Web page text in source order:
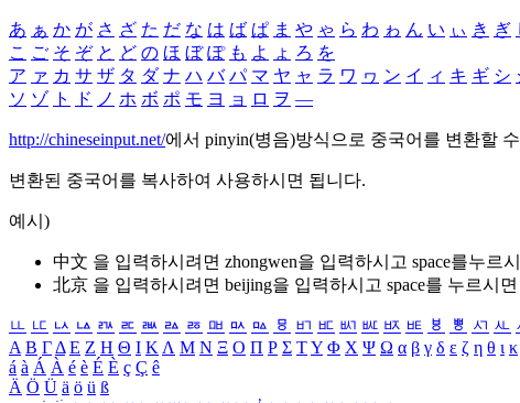
あ ぁ か が さ ざ た だ な は ば ぱ ま や ゃ ら わ ゎ ん い ぃ き ぎ
こ ご そ ぞ と ど の ほ ぼ ぽ も よ ょ ろ を
ア ァ カ サ ザ タ ダ ナ ハ バ パ マ ヤ ャ ラ ワ ヮ ン イ ィ キ ギ シ
ソ ゾ ト ド ノ ホ ボ ポ モ ヨ ョ ロ ヲ ―
http://chineseinput.net/에서 pinyin(병음)방식으로 중국어를 변환할
변환된 중국어를 복사하여 사용하시면 됩니다.
예시)
中文 을 입력하시려면 zhongwen을 입력하시고 space를누르
北京 을 입력하시려면 beijing을 입력하시고 space를 누르시
ㅥ ㅦ ㅧ ㅨ ㅩ ㅪ ㅫ ㅬ ㅭ ㅮ ㅯ ㅰ ㅱ ㅲ ㅳ ㅴ ㅵ ㅶ ㅷ ㅸ ㅹ ㅺ ㅻ
Α Β ΓΔ Ε Ζ Η Θ Ι ΚΛ Μ Ν Ξ Ο Π Ρ Σ ΤΥ Φ Χ Ψ Ω α β γ δ ε ζ η θ ι κ
á à Á À é è É È ç Ç ê
Ä Ö Ü ä ö ü ß